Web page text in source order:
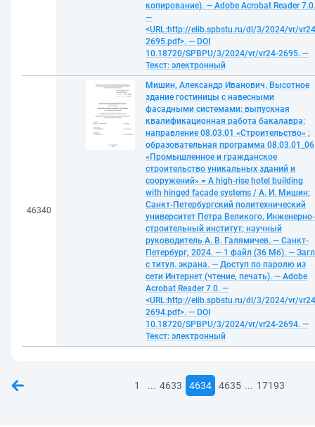
копирование). — Adobe Acrobat Reader 7.0.
—
<URL:http://elib.spbstu.ru/dl/3/2024/vr/
2695.pdf>. — DOI
10.18720/SPBPU/3/2024/vr/vr24-2695. —
Текст: электронный
46340
Мишин, Александр Иванович. Высотное
здание гостиницы с навесными
фасадными системами: выпускная
квалификационная работа бакалавра:
направление 08.03.01 «Строительство» ;
образовательная программа 08.03.01_06
«Промышленное и гражданское
строительство уникальных зданий и
сооружений» = A high-rise hotel building
with hinged facade systems / А. И. Мишин;
Санкт-Петербургский политехнический
университет Петра Великого, Инженерно-
строительный институт; научный
руководитель А. В. Галямичев. — Санкт-
Петербург, 2024. — 1 файл (36 Мб). —
с титул. экрана. — Доступ по паролю из
сети Интернет (чтение, печать). — Adobe
Acrobat Reader 7.0. —
<URL:http://elib.spbstu.ru/dl/3/2024/vr/
2694.pdf>. — DOI
10.18720/SPBPU/3/2024/vr/vr24-2694. —
Текст: электронный
1 ... 4633 4634 4635 ... 17193